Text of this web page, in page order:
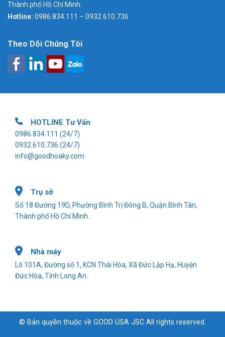
Thành phố Hồ Chí Minh.
Hotline: 0986.834.111 – 0932.610.736
Theo Dõi Chúng Tôi
HOTLINE Tư Vấn
0986.834.111 (24/7)
0932.610.736 (24/7)
info@goodhoaky.com
Trụ sở
Số 18 Đường 19D, Phường Bình Trị Đông B, Quận Bình Tân,
Thành phố Hồ Chí Minh.
Nhà máy
Lô 101A, Đường số 1, KCN Thái Hòa, Xã Đức Lập Hạ, Huyện
Đức Hòa, Tỉnh Long An.
© Bản quyền thuộc về GOOD USA JSC All rights reserved.